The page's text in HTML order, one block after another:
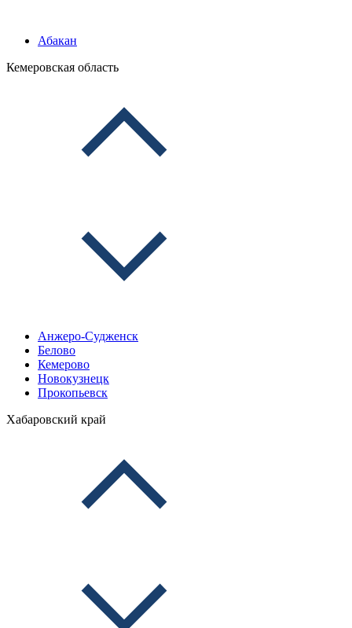
Абакан
Кемеровская область
Анжеро-Судженск
Белово
Кемерово
Новокузнецк
Прокопьевск
Хабаровский край